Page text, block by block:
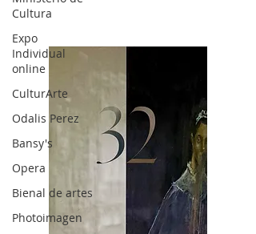
Cultura
Expo
Individual
online
CulturArte
Odalis Perez
Bansy's
Opera
Bienal de artes
Photoimagen